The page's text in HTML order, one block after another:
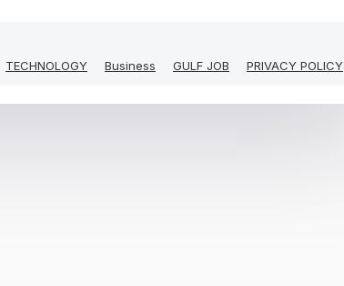
TECHNOLOGY Business GULF JOB PRIVACY POLICY